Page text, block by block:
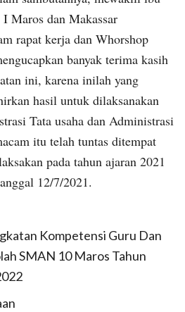
Maros dan Makassar
rapat kerja dan Whorshop
banyak terima kasih
ini, karena inilah yang
hasil untuk dilaksanakan
Tata usaha dan Administrasi
itu telah tuntas ditempat
pada tahun ajaran 2021
12/7/2021.
Kompetensi Guru Dan
SMAN 10 Maros Tahun